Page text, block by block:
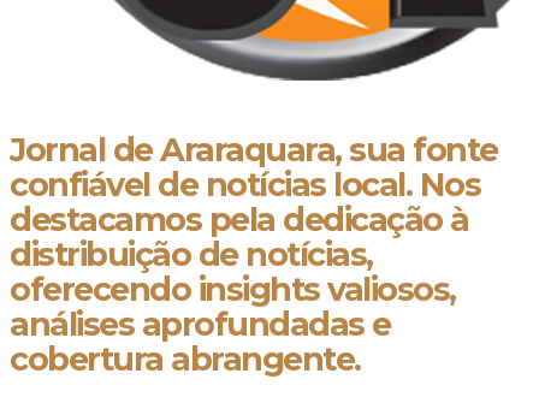
Jornal de Araraquara, sua fonte
confiável de notícias local. Nos
destacamos pela dedicação à
distribuição de notícias,
oferecendo insights valiosos,
análises aprofundadas e
cobertura abrangente.